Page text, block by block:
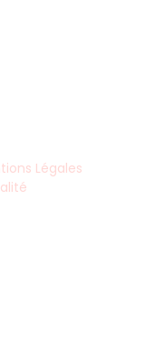
Légales